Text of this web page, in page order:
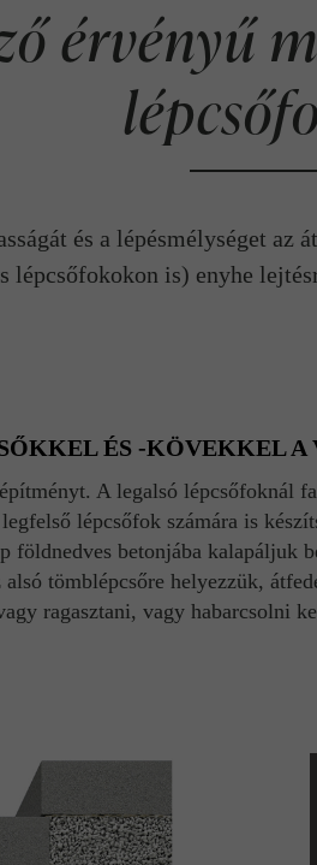
érvényű
és a lépésmélységet
lépcsőfokokon is) enyhe
ÉS -KÖVEKKEL
A legalsó lépcsőfoknál
legfelső lépcsőfok számára is
földnedves betonjába
tömblépcsőre helyezzük,
ragasztani, vagy habarcsolni